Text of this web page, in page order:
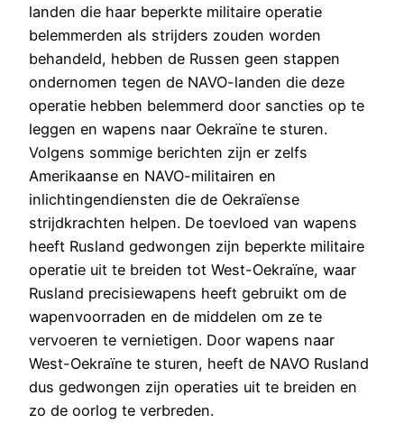
landen die haar beperkte militaire operatie
belemmerden als strijders zouden worden
behandeld, hebben de Russen geen stappen
ondernomen tegen de NAVO-landen die deze
operatie hebben belemmerd door sancties op te
leggen en wapens naar Oekraïne te sturen.
Volgens sommige berichten zijn er zelfs
Amerikaanse en NAVO-militairen en
inlichtingendiensten die de Oekraïense
strijdkrachten helpen. De toevloed van wapens
heeft Rusland gedwongen zijn beperkte militaire
operatie uit te breiden tot West-Oekraïne, waar
Rusland precisiewapens heeft gebruikt om de
wapenvoorraden en de middelen om ze te
vervoeren te vernietigen. Door wapens naar
West-Oekraïne te sturen, heeft de NAVO Rusland
dus gedwongen zijn operaties uit te breiden en
zo de oorlog te verbreden.